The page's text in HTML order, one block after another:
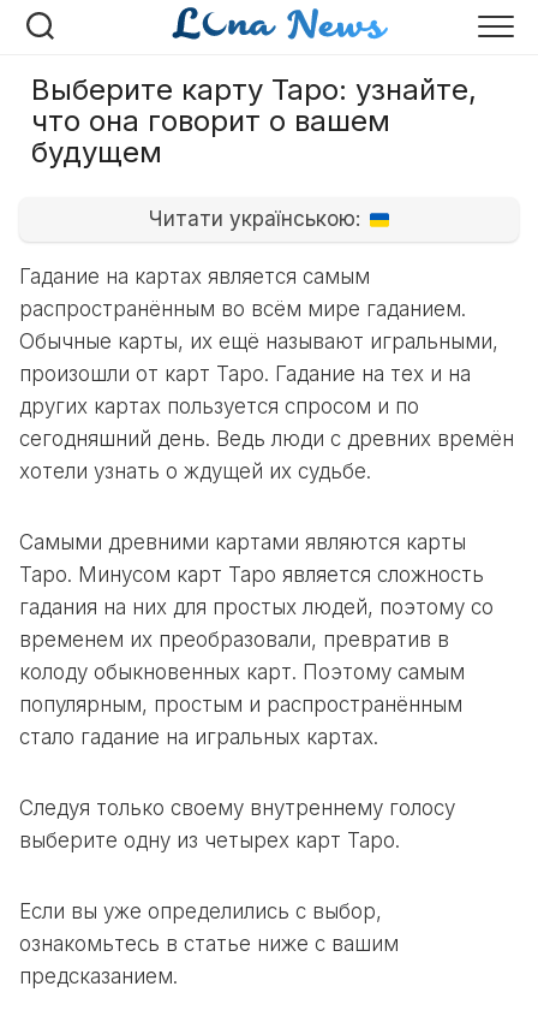
Перейти
Выберите карту Таро: узнайте,
что она говорит о вашем
будущем
Читати українською:
Гадание на картах является самым
распространённым во всём мире гаданием.
Обычные карты, их ещё называют игральными,
произошли от карт Таро. Гадание на тех и на
других картах пользуется спросом и по
сегодняшний день. Ведь люди с древних времён
хотели узнать о ждущей их судьбе.
Самыми древними картами являются карты
Таро. Минусом карт Таро является сложность
гадания на них для простых людей, поэтому со
временем их преобразовали, превратив в
колоду обыкновенных карт. Поэтому самым
популярным, простым и распространённым
стало гадание на игральных картах.
Следуя только своему внутреннему голосу
выберите одну из четырех карт Таро.
Если вы уже определились с выбор,
ознакомьтесь в статье ниже с вашим
предсказанием.